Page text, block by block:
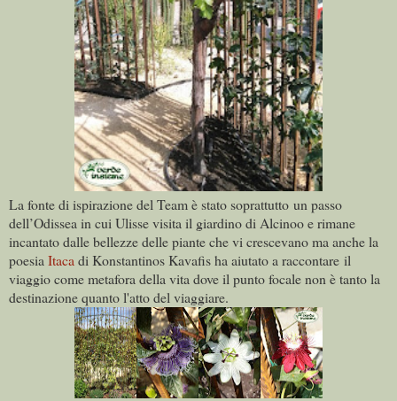
La fonte di ispirazione del Team è stato soprattutto un passo
dell’Odissea in cui Ulisse visita il giardino di Alcinoo e rimane
incantato dalle bellezze delle piante che vi crescevano ma anche la
poesiaItacadi Konstantinos Kavafis ha aiutato a raccontare il
viaggio come metafora della vita dove il punto focale non è tanto la
destinazione quanto l'atto del viaggiare.